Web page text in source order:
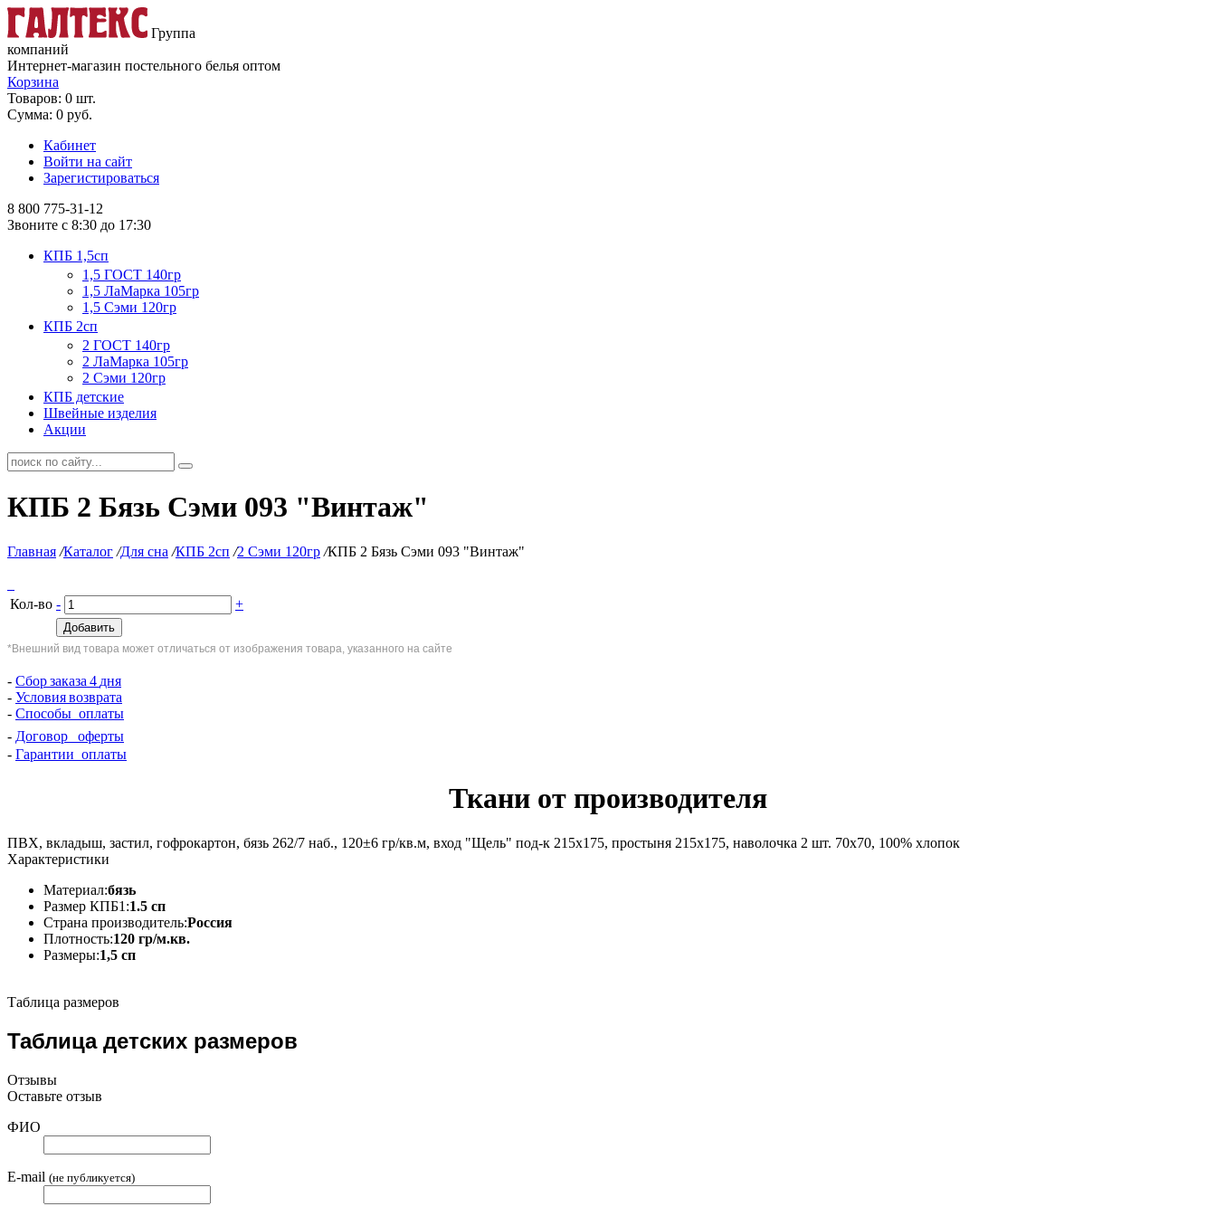
Группа
компаний
Интернет-магазин постельного белья оптом
Корзина
Товаров: 0 шт.
Сумма: 0 руб.
Кабинет
Войти на сайт
Зарегистироваться
8 800 775-31-12
Звоните с 8:30 до 17:30
КПБ 1,5сп
1,5 ГОСТ 140гр
1,5 ЛаМарка 105гр
1,5 Сэми 120гр
КПБ 2сп
2 ГОСТ 140гр
2 ЛаМарка 105гр
2 Сэми 120гр
КПБ детские
Швейные изделия
Акции
КПБ 2 Бязь Сэми 093 "Винтаж"
Главная /Каталог /Для сна /КПБ 2сп /2 Сэми 120гр /КПБ 2 Бязь Сэми 093 "Винтаж"
Кол-во - +
Добавить
*Внешний вид товара может отличаться от изображения товара, указанного на сайте
- Сборзаказа 4 дня
- Условиявозврата
- Способы оплаты
- Договор
оферты
- Гарантии оплаты
Ткани от производителя
ПВХ, вкладыш, застил, гофрокартон, бязь 262/7 наб., 120±6 гр/кв.м, вход "Щель" под-к 215х175, простыня 215х175, наволочка 2 шт. 70х70, 100% хлопок
Характеристики
Материал:бязь
Размер КПБ1:1.5 сп
Страна производитель:Россия
Плотность:120 гр/м.кв.
Размеры:1,5 сп
Таблица размеров
Таблица детских размеров
Отзывы
Оставьте отзыв
ФИО
E-mail (не публикуется)